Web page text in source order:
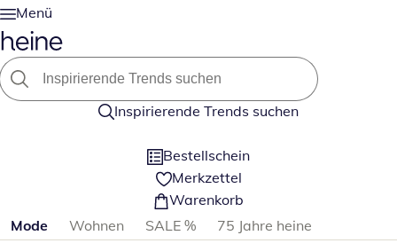
Menü
Inspirierende Trends suchen
Bestellschein
Merkzettel
Warenkorb
Produktkategorien überspringen
Mode Wohnen SALE %
75 Jahre heine